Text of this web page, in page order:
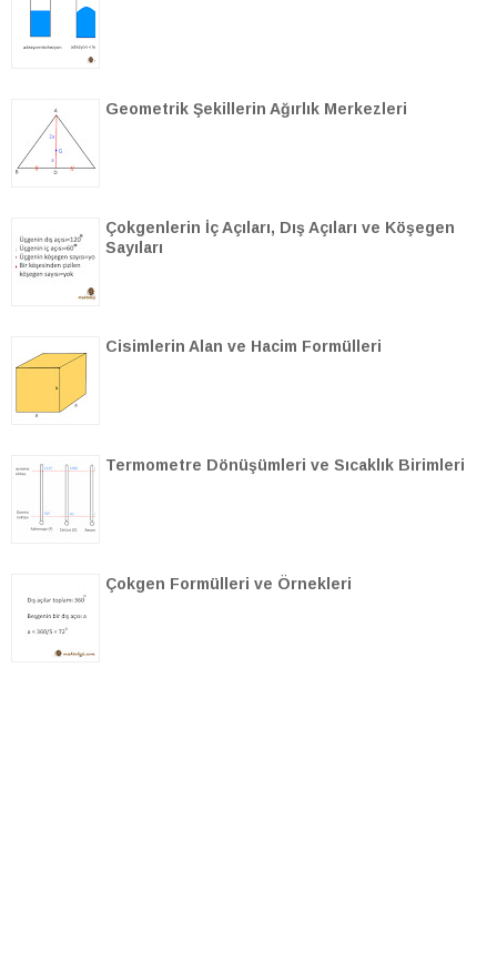
Geometrik Şekillerin Ağırlık Merkezleri
Çokgenlerin İç Açıları, Dış Açıları ve Köşegen
Sayıları
Cisimlerin Alan ve Hacim Formülleri
Termometre Dönüşümleri ve Sıcaklık Birimleri
Çokgen Formülleri ve Örnekleri